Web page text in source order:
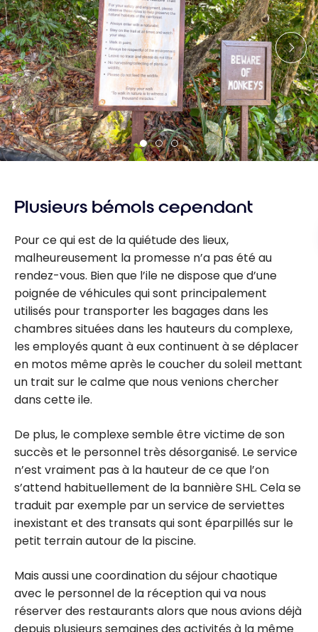
Plusieurs bémols cependant
Pour ce qui est de la quiétude des lieux,
malheureusement la promesse n’a pas été au
rendez-vous. Bien que l’ile ne dispose que d’une
poignée de véhicules qui sont principalement
utilisés pour transporter les bagages dans les
chambres situées dans les hauteurs du complexe,
les employés quant à eux continuent à se déplacer
en motos même après le coucher du soleil mettant
un trait sur le calme que nous venions chercher
dans cette ile.
De plus, le complexe semble être victime de son
succès et le personnel très désorganisé. Le service
n’est vraiment pas à la hauteur de ce que l’on
s’attend habituellement de la bannière SHL. Cela se
traduit par exemple par un service de serviettes
inexistant et des transats qui sont éparpillés sur le
petit terrain autour de la piscine.
Mais aussi une coordination du séjour chaotique
avec le personnel de la réception qui va nous
réserver des restaurants alors que nous avions déjà
depuis plusieurs semaines des activités à la même